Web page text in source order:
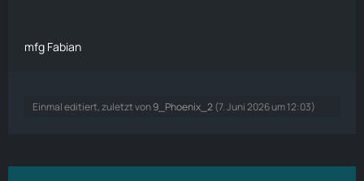
mfg Fabian
Einmal editiert, zuletzt von9_Phoenix_2(7. Juni 2026 um 12:03)